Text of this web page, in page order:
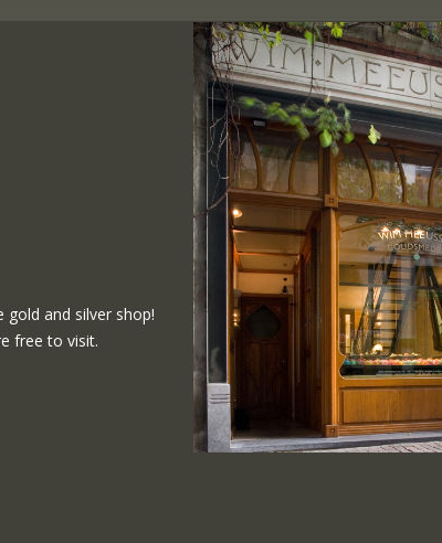
and silver shop!
free to visit.